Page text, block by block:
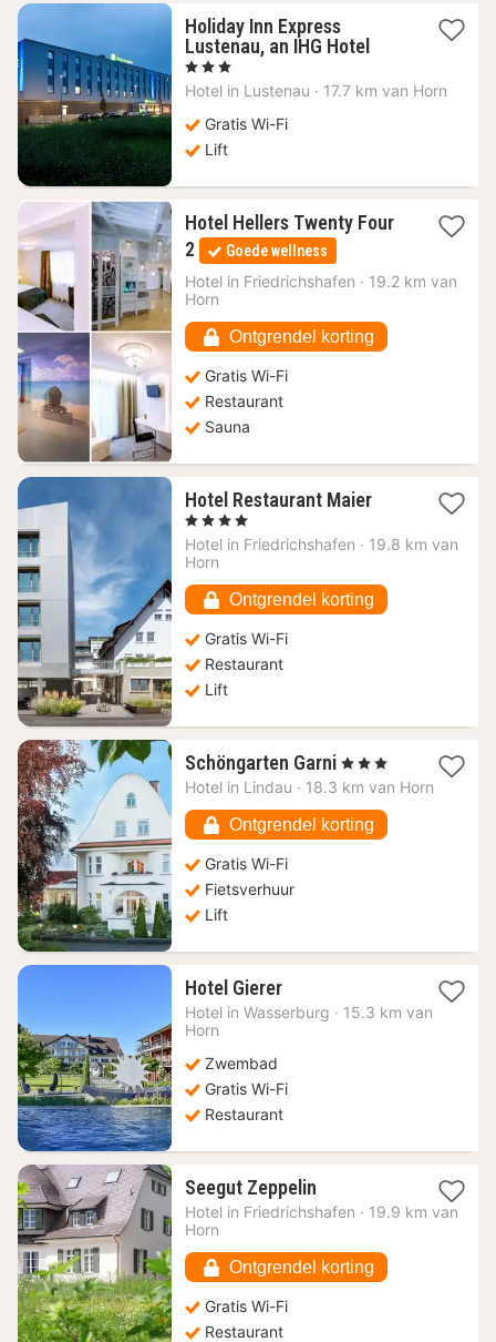
Holiday Inn Express
Lustenau, an IHG Hotel1
vanaf
, 3 Sterren
Hotel in Lustenau · 17.7 km van Horn
Gratis Wi-Fi
Lift
Hotel Hellers Twenty Four
2 1
nacht
vanaf
81,85
€
Goede wellness
Hotel in Friedrichshafen · 19.2 km van
Horn
Ontgrendel korting
Gratis Wi-Fi
Restaurant
Sauna
Hotel Restaurant Maier1
vanaf
, 4 Sterren
Hotel in Friedrichshafen · 19.8 km van
Horn
Ontgrendel korting
Gratis Wi-Fi
Restaurant
Lift
Schöngarten Garni 1
nacht
231,31
€
, 3 Sterren
Hotel in Lindau · 18.3 km van Horn
Ontgrendel korting
Gratis Wi-Fi
Fietsverhuur
Lift
Hotel Gierer1
nacht
vanaf
Hotel in Wasserburg · 15.3 km van
Horn
Zwembad
Gratis Wi-Fi
Restaurant
Seegut Zeppelin1
nacht
€
Hotel in Friedrichshafen · 19.9 km van
Horn
Ontgrendel korting
Gratis Wi-Fi
Restaurant